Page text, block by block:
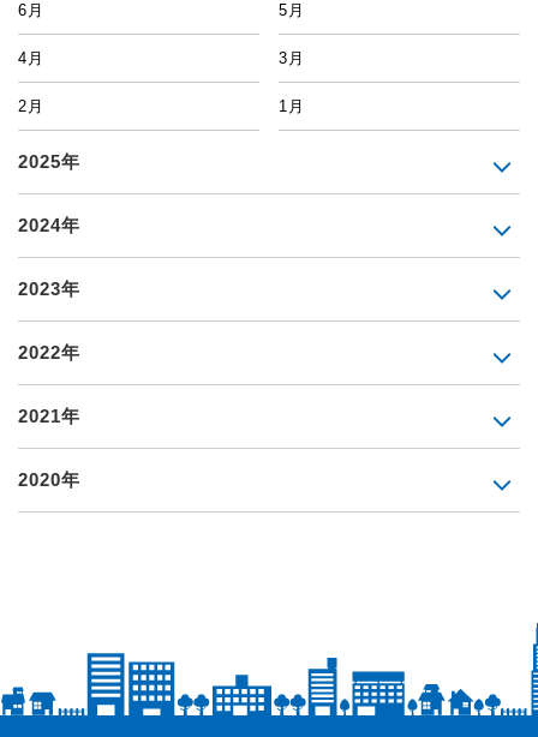
6月 5月
4月 3月
2月 1月
2025年
2024年
2023年
2022年
2021年
2020年